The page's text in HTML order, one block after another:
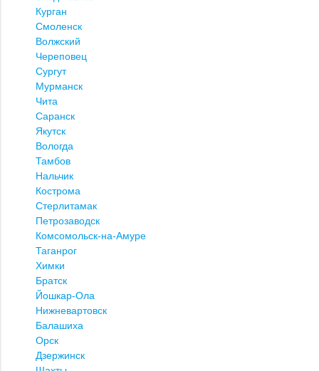
Курган
Смоленск
Волжский
Череповец
Сургут
Мурманск
Чита
Саранск
Якутск
Вологда
Тамбов
Нальчик
Кострома
Стерлитамак
Петрозаводск
Комсомольск-на-Амуре
Таганрог
Химки
Братск
Йошкар-Ола
Нижневартовск
Балашиха
Орск
Дзержинск